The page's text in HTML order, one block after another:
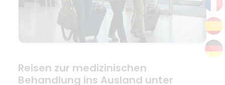
Reisen zur medizinischen
Behandlung ins Ausland unter